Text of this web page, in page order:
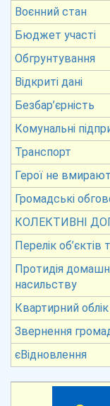
Воєнний стан
Бюджет участі
Обгрунтування
Відкриті дані
Безбар’єрність
Комунальні
Транспорт
Герої не
Громадські
КОЛЕКТИВНІ
Перелік об’єктів
Протидія
насильству
Квартирний облік
Звернення
єВідновлення